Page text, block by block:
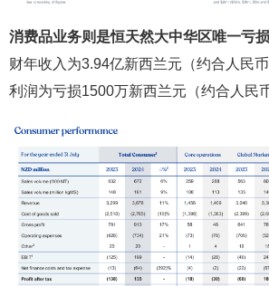
消费品业务则是恒天然大中华区唯一亏
财年收入为3.94亿新西兰元（约合人民
利润为亏损1500万新西兰元（约合人民